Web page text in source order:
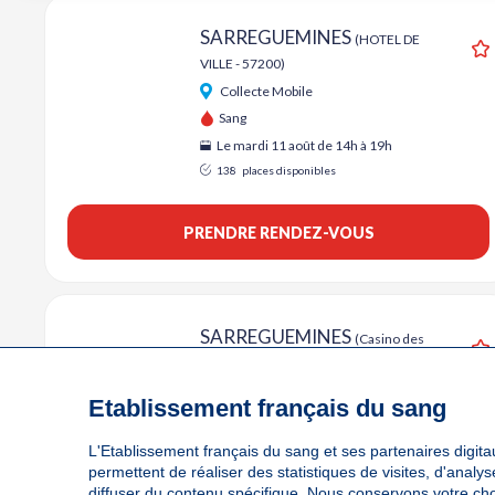
SARREGUEMINES (HOTEL DE
VILLE - 57200)
Collecte Mobile
Sang
Le mardi 11 août de 14h à 19h
138 places disponibles
PRENDRE RENDEZ-VOUS
SARREGUEMINES (Casino des
Sang
Le mardi 08 septembre de 14h à 19h
Le mardi 13 octobre de 14h à 19h
Etablissement français du sang
L'Etablissement français du sang et ses partenaires
permettent de réaliser des statistiques de visites,